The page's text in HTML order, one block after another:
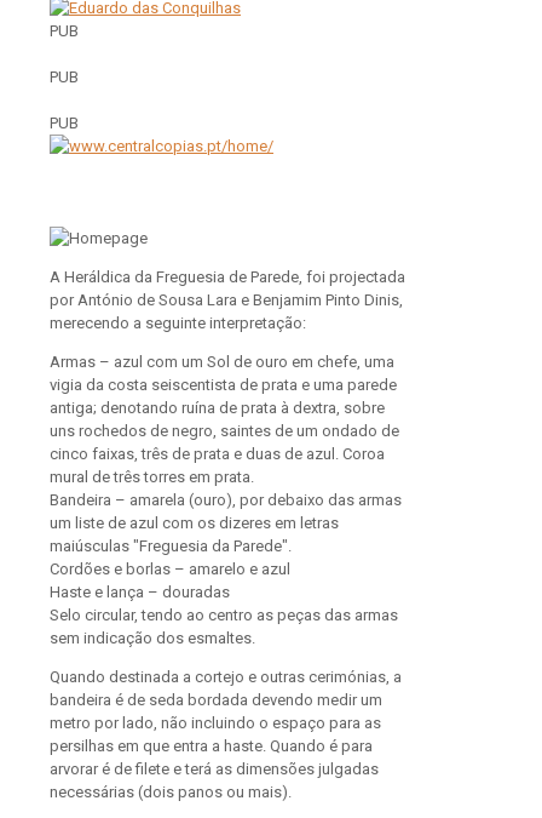
PUB
PUB
PUB
A Heráldica da Freguesia de Parede, foi projectada
por António de Sousa Lara e Benjamim Pinto Dinis,
merecendo a seguinte interpretação:
Armas – azul com um Sol de ouro em chefe, uma
vigia da costa seiscentista de prata e uma parede
antiga; denotando ruína de prata à dextra, sobre
uns rochedos de negro, saintes de um ondado de
cinco faixas, três de prata e duas de azul. Coroa
mural de três torres em prata.
Bandeira – amarela (ouro), por debaixo das armas
um liste de azul com os dizeres em letras
maiúsculas "Freguesia da Parede".
Cordões e borlas – amarelo e azul
Haste e lança – douradas
Selo circular, tendo ao centro as peças das armas
sem indicação dos esmaltes.
Quando destinada a cortejo e outras cerimónias, a
bandeira é de seda bordada devendo medir um
metro por lado, não incluindo o espaço para as
persilhas em que entra a haste. Quando é para
arvorar é de filete e terá as dimensões julgadas
necessárias (dois panos ou mais).